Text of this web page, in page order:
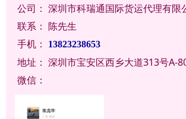
公司： 深圳市科瑞通国际货运代理有限
联系： 陈先生
手机：
13823238653
地址： 深圳市宝安区西乡大道313号A-
微信：